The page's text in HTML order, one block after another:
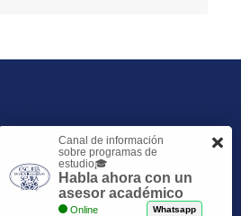
Canal de información
sobre programas de
estudio🎓
Habla ahora con un
asesor académico
Online Whatsapp